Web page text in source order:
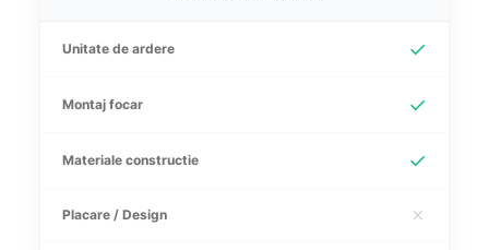
Unitate de ardere ✓
Montaj focar ✓
Materiale constructie ✓
Placare / Design ✗